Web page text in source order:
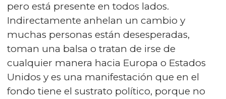
pero está presente en todos lados.
Indirectamente anhelan un cambio y
muchas personas están desesperadas,
toman una balsa o tratan de irse de
cualquier manera hacia Europa o Estados
Unidos y es una manifestación que en el
fondo tiene el sustrato político, porque no